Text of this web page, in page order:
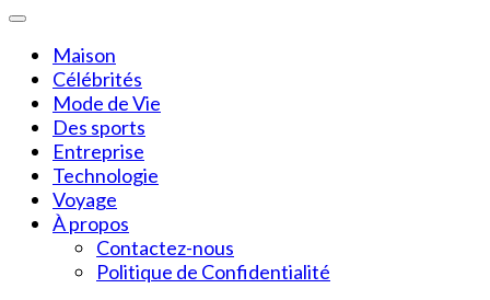
Maison
Célébrités
Mode de Vie
Des sports
Entreprise
Technologie
Voyage
À propos
Contactez-nous
Politique de Confidentialité